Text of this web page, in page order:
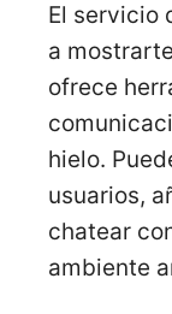
El servicio
a
ofrece
hielo.
usuarios,
chatear
ambiente